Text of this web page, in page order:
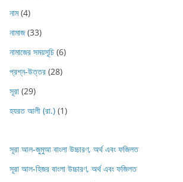
নাম(4)
নামাজ(33)
নামাজের সময়সূচি (6)
প্রশ্ন-উত্তর (28)
সূরা (29)
হযরত আলী (রা.) (1)
সূরা আল-জুমুআ বাংলা উচ্চারণ, অর্থ এবং ফজিলত
সূরা আল-হিজর বাংলা উচ্চারণ, অর্থ এবং ফজিলত